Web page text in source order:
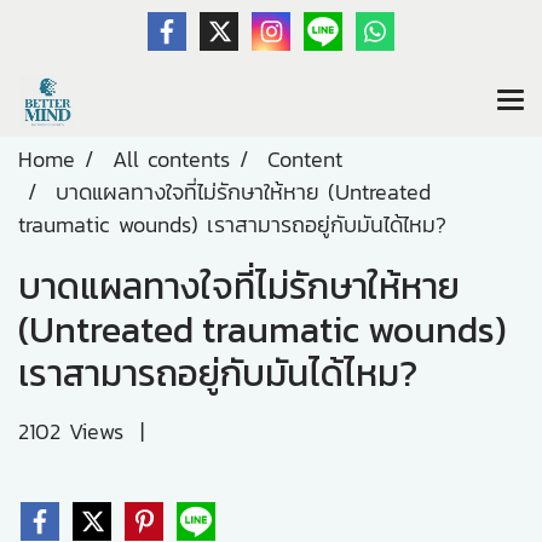
Home All contents
Content
บาดแผลทางใจที่ไม่รักษาให้หาย (Untreated
traumatic wounds) เราสามารถอยู่กับมันได้ไหม?
บาดแผลทางใจที่ไม่รักษาให้หาย
(Untreated traumatic wounds)
เราสามารถอยู่กับมันได้ไหม?
2102 Views |